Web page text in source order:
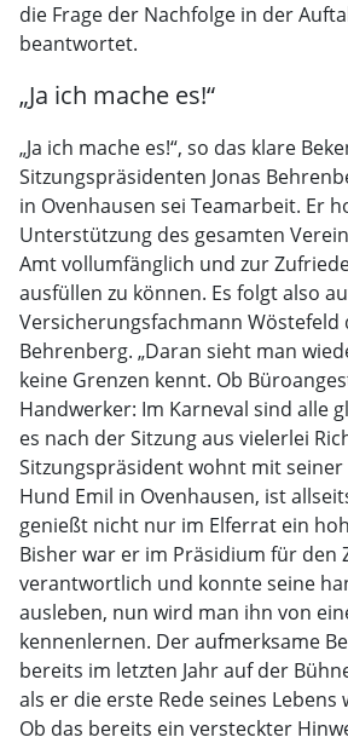
die Frage der Nachfolge in der
beantwortet.
„Ja ich mache es!“
„Ja ich mache es!“, so das klare
Sitzungspräsidenten Jonas
in Ovenhausen sei Teamarbeit. Er
Unterstützung des gesamten
Amt vollumfänglich und zur
ausfüllen zu können. Es folgt also
Versicherungsfachmann
Behrenberg. „Daran sieht man
keine Grenzen kennt. Ob
Handwerker: Im Karneval sind alle
es nach der Sitzung aus vielerlei
Sitzungspräsident wohnt mit
Hund Emil in Ovenhausen, ist
genießt nicht nur im Elferrat ein
Bisher war er im Präsidium für den
verantwortlich und konnte seine
ausleben, nun wird man ihn von
kennenlernen. Der aufmerksame
bereits im letzten Jahr auf der
als er die erste Rede seines Lebens
Ob das bereits ein versteckter